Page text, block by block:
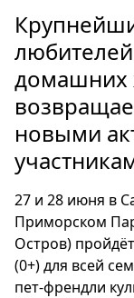
Мир
Еда
Мода
Кино
Книги
домашних
новыми
27 и 28 июня в
Приморском
Остров)
(0+) для всей
пет-френдли